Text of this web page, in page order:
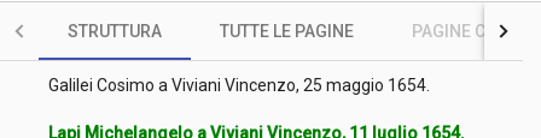
STRUTTURA TUTTE LE PAGINE PAGINE CON
Galilei Cosimo a Viviani Vincenzo, 13 dicembre 1653.
Galilei Cosimo a Viviani Vincenzo, 25 maggio 1654.
Lapi Michelangelo a Viviani Vincenzo, 11 luglio 1654.